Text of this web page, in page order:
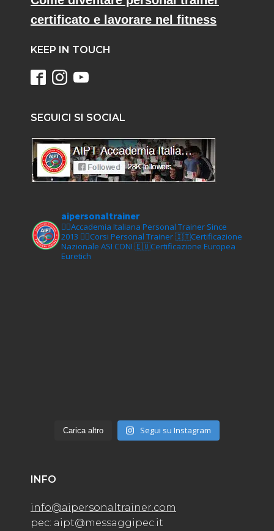
certificato e lavorare nel fitness
KEEP IN TOUCH
SEGUICI SI SOCIAL
aipersonaltrainer
🏋‍♀️Accademia Italiana Personal Trainer Since
2013 🏋‍♂️Corsi Personal Trainer🇮🇹Certificazione
Nazionale ASI CONI 🇪🇺Certificazione Europea
Euretich
Carica altro Segui su Instagram
INFO
info@aipersonaltrainer.com
pec: aipt@messaggipec.it